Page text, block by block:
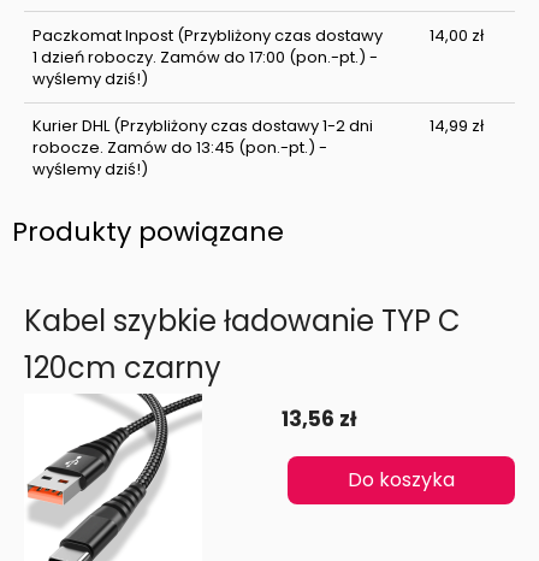
Paczkomat Inpost(Przybliżony czas dostawy
1 dzień roboczy. Zamów do 17:00 (pon.-pt.) -
wyślemy dziś!)
14,00 zł
Kurier DHL(Przybliżony czas dostawy 1-2 dni
robocze. Zamów do 13:45 (pon.-pt.) -
wyślemy dziś!)
14,99 zł
Produkty powiązane
Kabel szybkie ładowanie TYP C
120cm czarny
13,56 zł
Do koszyka